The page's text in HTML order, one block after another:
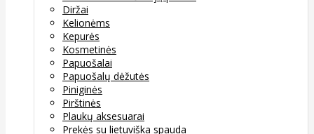
Diržai
Kelionėms
Kepurės
Kosmetinės
Papuošalai
Papuošalų dėžutės
Piniginės
Pirštinės
Plaukų aksesuarai
Prekės su lietuviška spauda